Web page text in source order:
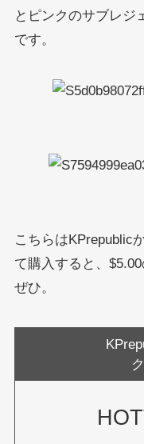
とピンクのサブレジ
です。
こちらはKPrepublic
て購入すると、
ぜひ。